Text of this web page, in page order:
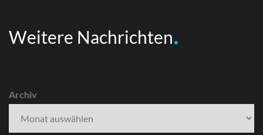
Weitere Nachrichten
Archiv